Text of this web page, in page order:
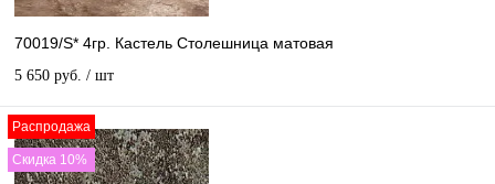
70019/S* 4гр. Кастель Столешница матовая
5 650 руб. / шт
Распродажа
Скидка 10%